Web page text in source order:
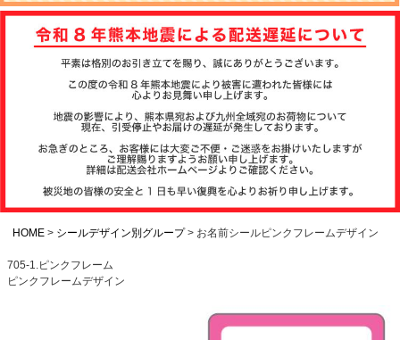
その
他
注文履歴
て
HOME シールデザイン別グループ お名前シールピンクフレームデザイン
705-1.ピンクフレーム
ピンクフレームデザイン